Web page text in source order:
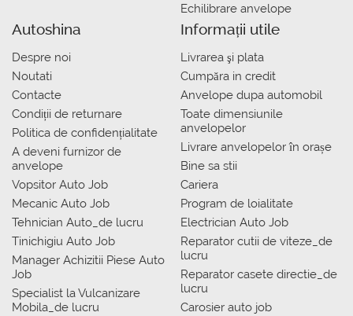
Echilibrare anvelope
Autoshina
Despre noi
Noutati
Contacte
Condiții de returnare
Politica de confidențialitate
A deveni furnizor de
anvelope
Vopsitor Auto Job
Mecanic Auto Job
Tehnician Auto_de lucru
Tinichigiu Auto Job
Manager Achizitii Piese Auto
Job
Specialist la Vulcanizare
Mobila_de lucru
Informații utile
Livrarea şi plata
Сumpăra in credit
Anvelope dupa automobil
Toate dimensiunile
anvelopelor
Livrare anvelopelor în orașe
Bine sa stii
Cariera
Program de loialitate
Electrician Auto Job
Reparator cutii de viteze_de
lucru
Reparator casete directie_de
lucru
Carosier auto job